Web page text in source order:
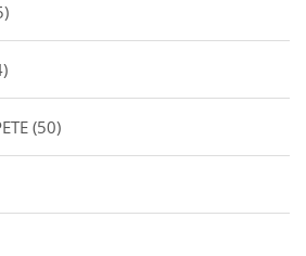
(50)